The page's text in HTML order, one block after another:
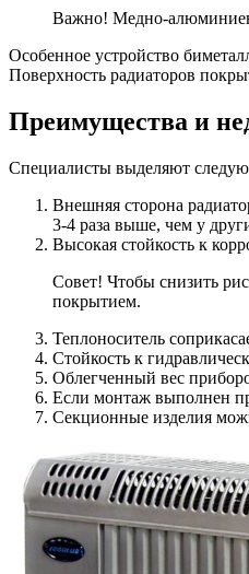
Важно! Медно-
Особенное устройство
Поверхность радиаторов
Преимущества и
Специалисты выделяют
Внешняя сторона
3-4 раза выше, чем у
Высокая стойкость к
Совет! Чтобы снизить
покрытием.
Теплоноситель
Стойкость к
Облегченный вес
Если монтаж выполнен
Секционные изделия